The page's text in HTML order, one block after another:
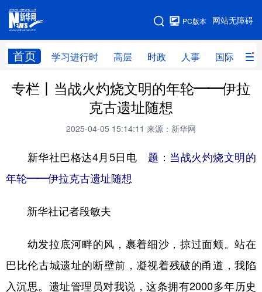
网站无障碍
PC版本
首页 学习进行时 高层 时政 人事 国际 财
网站地图
学习进行时 高层 时政 人事
财经 网评
科技 科创 量子 体育
访谈 视频
食品 人居 信息化 数字经济
学术中国 乡村振兴 银龄 溯源中国
专栏丨当战火灼烧文明的年轮——伊拉
克古遗址随想
2025-04-05 15:14:11 来源：新华网
新华社巴格达4月5日电 题：当战火灼烧文明的
年轮——伊拉克古遗址随想
新华社记者段敏夫
幼发拉底河畔的风，裹着细沙，掠过面颊。站在
巴比伦古城遗址的断壁前，凝视着残破的甬道，我陷
入沉思。遗址管理员对我说，这条拥有2000多年历史